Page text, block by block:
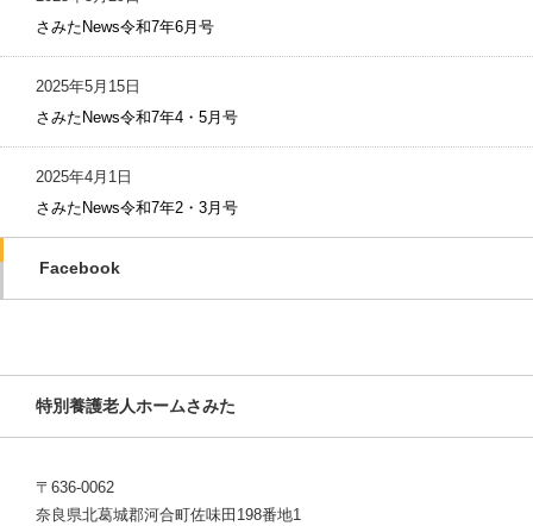
さみたNews令和7年6月号
2025年5月15日
さみたNews令和7年4・5月号
2025年4月1日
さみたNews令和7年2・3月号
Facebook
特別養護老人ホームさみた
〒636-0062
奈良県北葛城郡河合町佐味田198番地1